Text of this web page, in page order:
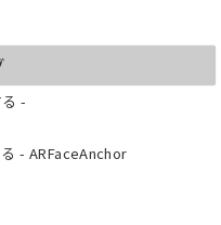
-
- ARFaceAnchor